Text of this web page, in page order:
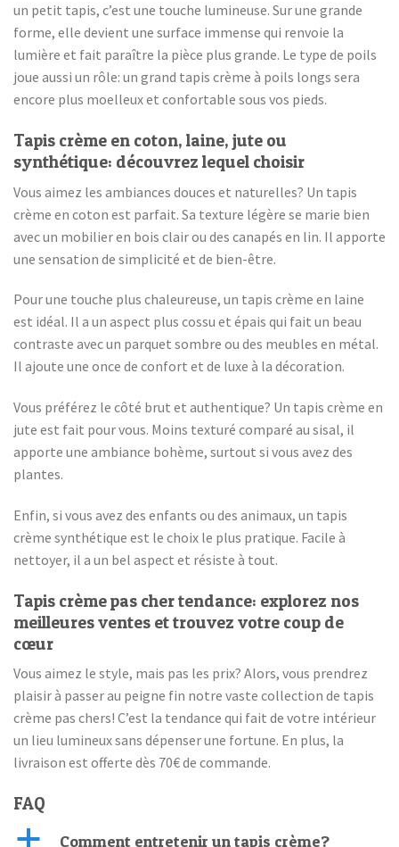
un petit tapis, c’est une touche lumineuse. Sur une grande
forme, elle devient une surface immense qui renvoie la
lumière et fait paraître la pièce plus grande. Le type de poils
joue aussi un rôle: un grand tapis crème à poils longs sera
encore plus moelleux et confortable sous vos pieds.
Tapis crème en coton, laine, jute ou
synthétique: découvrez lequel choisir
Vous aimez les ambiances douces et naturelles? Un tapis
crème en coton est parfait. Sa texture légère se marie bien
avec un mobilier en bois clair ou des canapés en lin. Il apporte
une sensation de simplicité et de bien-être.
Pour une touche plus chaleureuse, un tapis crème en laine
est idéal. Il a un aspect plus cossu et épais qui fait un beau
contraste avec un parquet sombre ou des meubles en métal.
Il ajoute une once de confort et de luxe à la décoration.
Vous préférez le côté brut et authentique? Un tapis crème en
jute est fait pour vous. Moins texturé comparé au sisal, il
apporte une ambiance bohème, surtout si vous avez des
plantes.
Enfin, si vous avez des enfants ou des animaux, un tapis
crème synthétique est le choix le plus pratique. Facile à
nettoyer, il a un bel aspect et résiste à tout.
Tapis crème pas cher tendance: explorez nos
meilleures ventes et trouvez votre coup de
cœur
Vous aimez le style, mais pas les prix? Alors, vous prendrez
plaisir à passer au peigne fin notre vaste collection de tapis
crème pas chers! C’est la tendance qui fait de votre intérieur
un lieu lumineux sans dépenser une fortune. En plus, la
livraison est offerte dès 70€ de commande.
FAQ
a Comment entretenir un tapis crème?